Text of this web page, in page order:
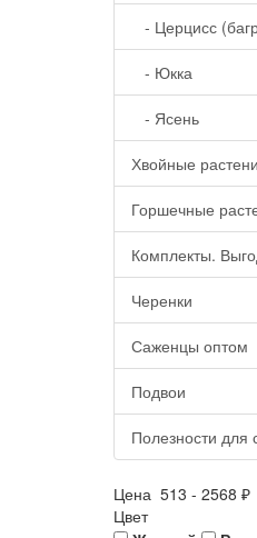
- Церцисс
- Юкка
- Ясень
Хвойные
Горшечные
Комплекты.
Черенки
Саженцы оптом
Подвои
Полезности для
Цена 513 - 2568 ₽
Цвет